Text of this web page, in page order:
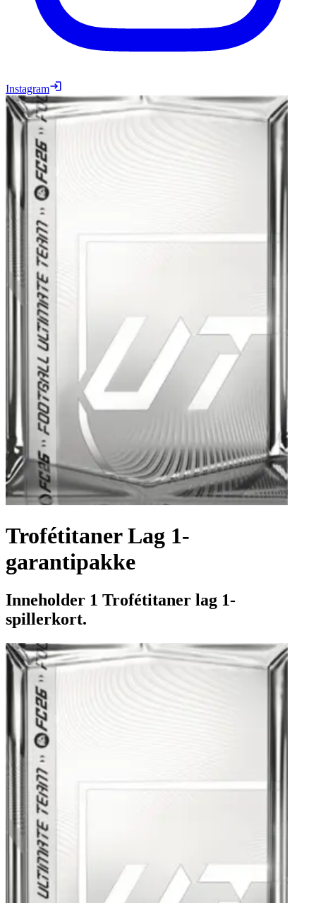
Instagram
Trofétitaner Lag 1-
garantipakke
Inneholder 1 Trofétitaner lag 1-
spillerkort.